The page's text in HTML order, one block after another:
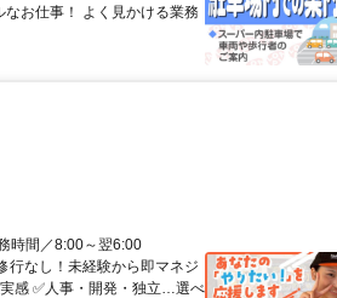
お仕事！ よく見かける業務
時間／8:00～翌6:00
行なし！未経験から即マネジ
感 ✅人事・開発・独立…選べ